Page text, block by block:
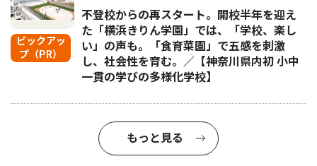
ピックアッ
プ（PR）
不登校からの再スタート。開校半年を迎え
た「横浜きりん学園」では、「学校、楽し
い」の声も。「食育菜園」で五感を刺激
し、社会性を育む。／【神奈川県内初 小中
一貫の学びの多様化学校】
もっと見る